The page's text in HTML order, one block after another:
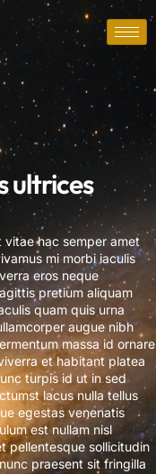
ultrices
hac semper amet
mi morbi iaculis
eros neque
pretium aliquam
quam quis urna
augue nibh
massa id ornare
et habitant platea
turpis id ut in sed
lacus nulla tellus
egestas venenatis
est nullam nisl
pellentesque sollicitudin
praesent sit fringilla